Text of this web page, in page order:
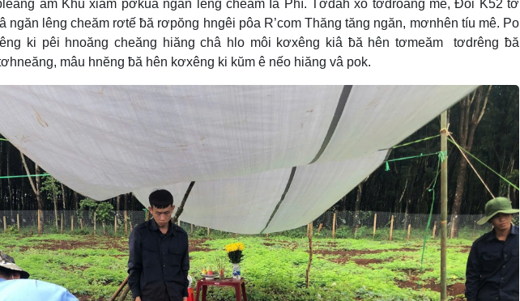
ăm Khu xiâm pơkuâ ngăn lêng cheăm Ia Phí. Tơdah xo tơdroăng mê, Đô̆i K52 tơ
ngăn lêng cheăm rơtế ƀă rơpŏng hngêi pôa R’com Thăng tăng ngăn, mơnhên tíu mê. Po
ki pêi hnoăng cheăng hiăng châ hlo môi kơxêng kiâ ƀă hên tơmeăm tơdrêng ƀă
mâu hnĕng ƀă hên kơxêng ki kŭm ê nếo hiăng vâ pok.